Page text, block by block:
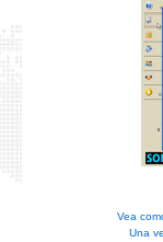
Vea
Una